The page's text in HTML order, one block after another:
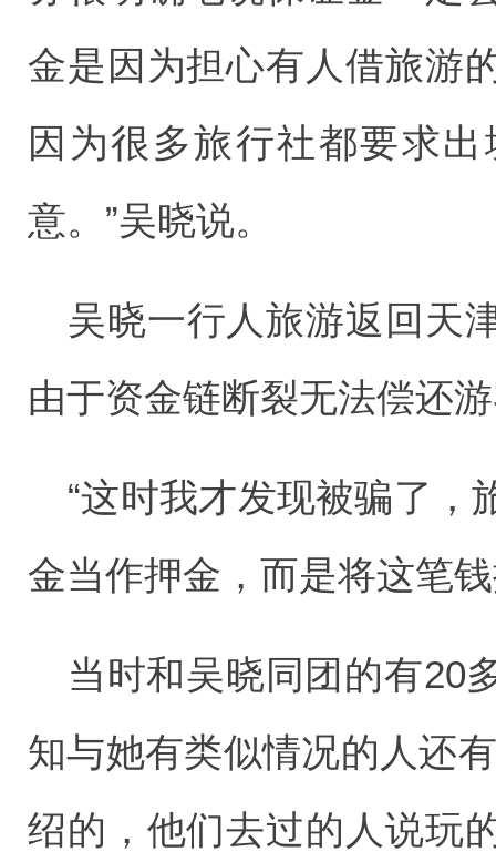
金是因为担心有人借旅游
因为很多旅行社都要求
意。”吴晓说。
吴晓一行人旅游返回天
由于资金链断裂无法偿还
“这时我才发现被骗了，
金当作押金，而是将这笔
当时和吴晓同团的有20
知与她有类似情况的人还
绍的，他们去过的人说玩